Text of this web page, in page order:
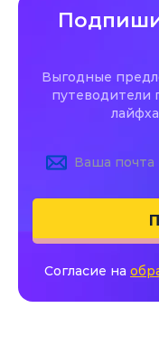
Выгодные
путеводители
Согласие на